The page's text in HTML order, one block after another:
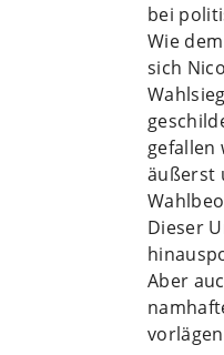
bei
Wie
sich
gefallen
äußerst
Dieser
Aber